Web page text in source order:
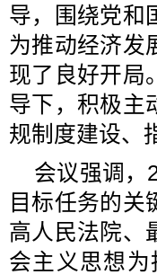
导，围绕党和
为推动经济发
现了良好开局
导下，积极主
规制度建设、
会议强调，
目标任务的关
高人民法院、
会主义思想